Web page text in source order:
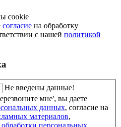
cookie
согласие на обработку
с нашей политикой
Не введены данные!
мне', вы даете
данных, согласие на
материалов,
персональных